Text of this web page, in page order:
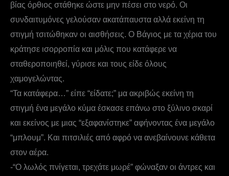
βίας όρθιος στάθηκε ώστε μην πέσει στο νερό. Οι
συνδαιτυμόνες γελούσαν ακατάπαυστα αλλά εκείνη τη
στιγμή τσιτώθηκαν οι αισθήσεις. Ο Βάγιος με τα χέρια του
κράτησε ισορροπία και μόλις που κατάφερε να
σταθεροποιηθεί, γύρισε και τους είδε όλους
χαμογελώντας.
“Τα κατάφερα…” είπε “είδατε;” μα ακριβώς εκείνη τη
στιγμή ένα μεγάλο κύμα έσκασε επάνω στο ξύλινο σκαρί
και εκείνος με μιας “εξαφανίστηκε” αφήνοντας ένα μεγάλο
“μπλουμ”. Και πιτσιλιές από αφρό να ανεβαίνουνε κάθετα
στον αέρα.
-“Ο λωλός πνίγεται, τρεχάτε μωρέ” φώναξαν οι άντρες και